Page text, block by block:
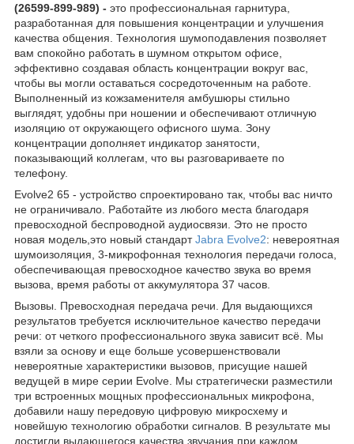
(26599-899-989) - это профессиональная гарнитура,
разработанная для повышения концентрации и улучшения
качества общения. Технология шумоподавления позволяет
вам спокойно работать в шумном открытом офисе,
эффективно создавая область концентрации вокруг вас,
чтобы вы могли оставаться сосредоточенным на работе.
Выполненный из кожзаменителя амбушюры стильно
выглядят, удобны при ношении и обеспечивают отличную
изоляцию от окружающего офисного шума. Зону
концентрации дополняет индикатор занятости,
показывающий коллегам, что вы разговариваете по
телефону.
Evolve2 65 - устройство спроектировано так, чтобы вас ничто
не ограничивало. Работайте из любого места благодаря
превосходной беспроводной аудиосвязи. Это не просто
новая модель,это новый стандартJabra Evolve2: невероятная
шумоизоляция, 3-микрофонная технология передачи голоса,
обеспечивающая превосходное качество звука во время
вызова, время работы от аккумулятора 37 часов.
Вызовы. Превосходная передача речи. Для выдающихся
результатов требуется исключительное качество передачи
речи: от четкого профессионального звука зависит всё. Мы
взяли за основу и еще больше усовершенствовали
невероятные характеристики вызовов, присущие нашей
ведущей в мире серии Evolve. Мы стратегически разместили
три встроенных мощных профессиональных микрофона,
добавили нашу передовую цифровую микросхему и
новейшую технологию обработки сигналов. В результате мы
достигли выдающегося качества звучания при каждом